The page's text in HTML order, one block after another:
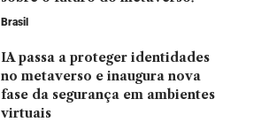
Brasil
IA passa a proteger identidades
no metaverso e inaugura nova
fase da segurança em ambientes
virtuais